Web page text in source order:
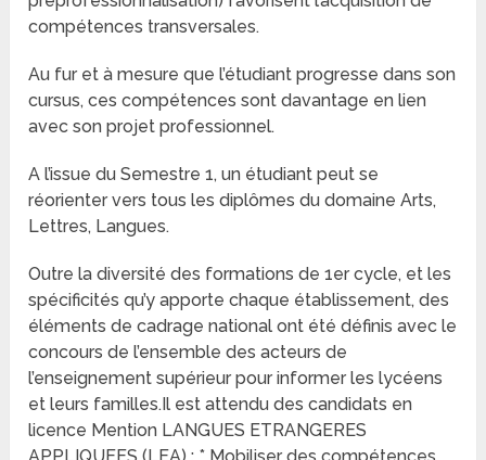
compétences transversales.
Au fur et à mesure que l’étudiant progresse dans son
cursus, ces compétences sont davantage en lien
avec son projet professionnel.
A l’issue du Semestre 1, un étudiant peut se
réorienter vers tous les diplômes du domaine Arts,
Lettres, Langues.
Outre la diversité des formations de 1er cycle, et les
spécificités qu’y apporte chaque établissement, des
éléments de cadrage national ont été définis avec le
concours de l’ensemble des acteurs de
l’enseignement supérieur pour informer les lycéens
et leurs familles.Il est attendu des candidats en
licence Mention LANGUES ETRANGERES